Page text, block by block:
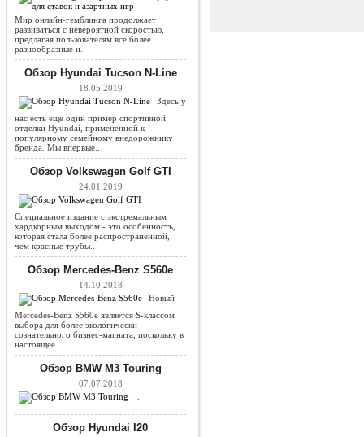
Мир онлайн-гемблинга продолжает
развиваться с невероятной скоростью,
предлагая пользователям все более
разнообразные и..
Обзор Hyundai Tucson N-Line
18.05.2019
Здесь у
нас есть еще один пример спортивной
отделки Hyundai, примененной к
популярному семейному внедорожнику
бренда. Мы впервые..
Обзор Volkswagen Golf GTI
24.01.2019
Специальное издание с экстремальным
хардкорным выходом - это особенность,
которая стала более распространенной,
чем красные трубы..
Обзор Mercedes-Benz S560e
14.10.2018
Новый
Mercedes-Benz S560e является S-классом
выбора для более экологически
сознательного бизнес-магната, поскольку в
настоящее..
Обзор BMW M3 Touring
07.07.2018
Обзор Hyundai I20